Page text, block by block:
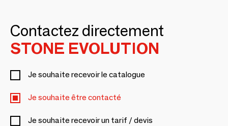
Contactez directement
STONE EVOLUTION
Je souhaite recevoir le catalogue
Je souhaite être contacté
Je souhaite recevoir un tarif / devis